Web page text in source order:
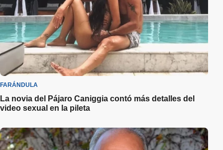
FARÁNDULA
La novia del Pájaro Caniggia contó más detalles del
video sexual en la pileta